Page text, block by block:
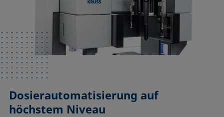
Dosierautomatisierung auf
höchstem Niveau